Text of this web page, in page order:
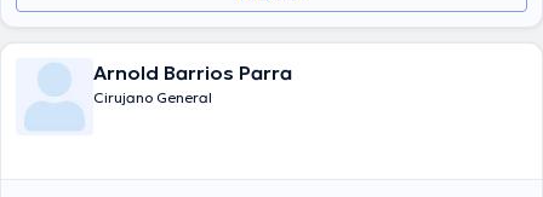
Arnold Barrios Parra
Cirujano General